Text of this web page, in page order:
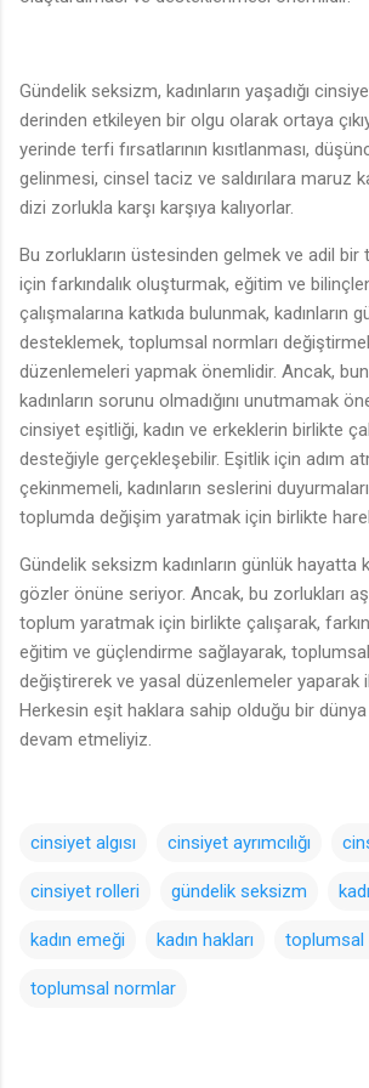
Gündelik seksizm, kadınların yaşadığı
derinden etkileyen bir olgu olarak ortaya
yerinde terfi fırsatlarının kısıtlanması,
gelinmesi, cinsel taciz ve saldırılara maruz
dizi zorlukla karşı karşıya kalıyorlar.
Bu zorlukların üstesinden gelmek ve adil
için farkındalık oluşturmak, eğitim ve
çalışmalarına katkıda bulunmak, kadınların
desteklemek, toplumsal normları
düzenlemeleri yapmak önemlidir. Ancak,
kadınların sorunu olmadığını unutmamak
cinsiyet eşitliği, kadın ve erkeklerin birlikte
desteğiyle gerçekleşebilir. Eşitlik için adım
çekinmemeli, kadınların seslerini
toplumda değişim yaratmak için birlikte
Gündelik seksizm kadınların günlük hayatta
gözler önüne seriyor. Ancak, bu zorlukları
toplum yaratmak için birlikte çalışarak,
eğitim ve güçlendirme sağlayarak,
değiştirerek ve yasal düzenlemeler yaparak
Herkesin eşit haklara sahip olduğu bir
devam etmeliyiz.
cinsiyet algısı cinsiyet ayrımcılığı
cinsiyet rolleri gündelik seksizm
kadın emeği kadın hakları toplumsal
toplumsal normlar